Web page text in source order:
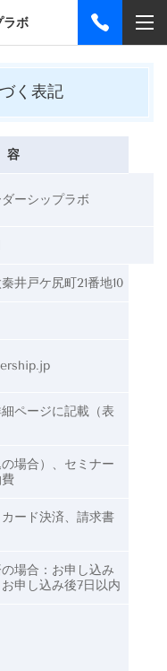
ラボ
く表記
容
ーシップラボ
井戸ケ尻町21番地10
ページに記載（表
場合）、セミナー
ード決済、請求書
場合：お申し込み
申し込み後7日以内